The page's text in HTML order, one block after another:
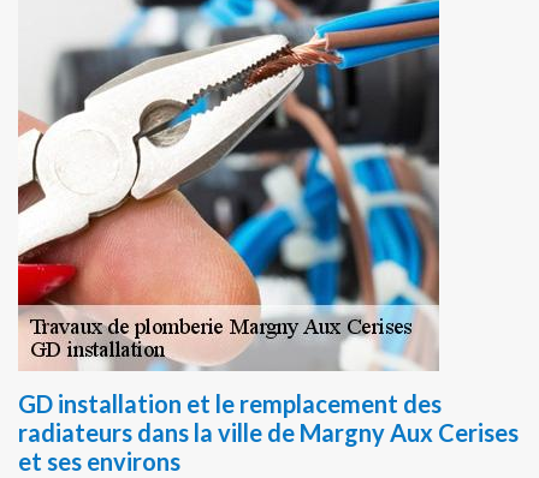
GD installation et le remplacement des
radiateurs dans la ville de Margny Aux Cerises
et ses environs